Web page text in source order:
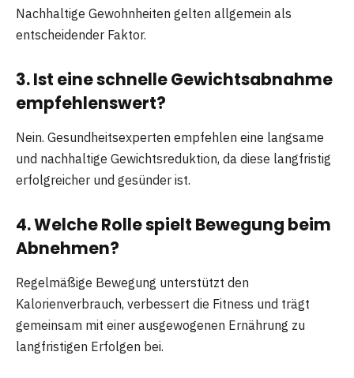
Nachhaltige Gewohnheiten gelten allgemein als
entscheidender Faktor.
3. Ist eine schnelle Gewichtsabnahme
empfehlenswert?
Nein. Gesundheitsexperten empfehlen eine langsame
und nachhaltige Gewichtsreduktion, da diese langfristig
erfolgreicher und gesünder ist.
4. Welche Rolle spielt Bewegung beim
Abnehmen?
Regelmäßige Bewegung unterstützt den
Kalorienverbrauch, verbessert die Fitness und trägt
gemeinsam mit einer ausgewogenen Ernährung zu
langfristigen Erfolgen bei.